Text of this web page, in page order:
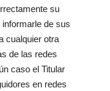
su
de sus
cualquier otra
de las redes
caso el Titular
en redes